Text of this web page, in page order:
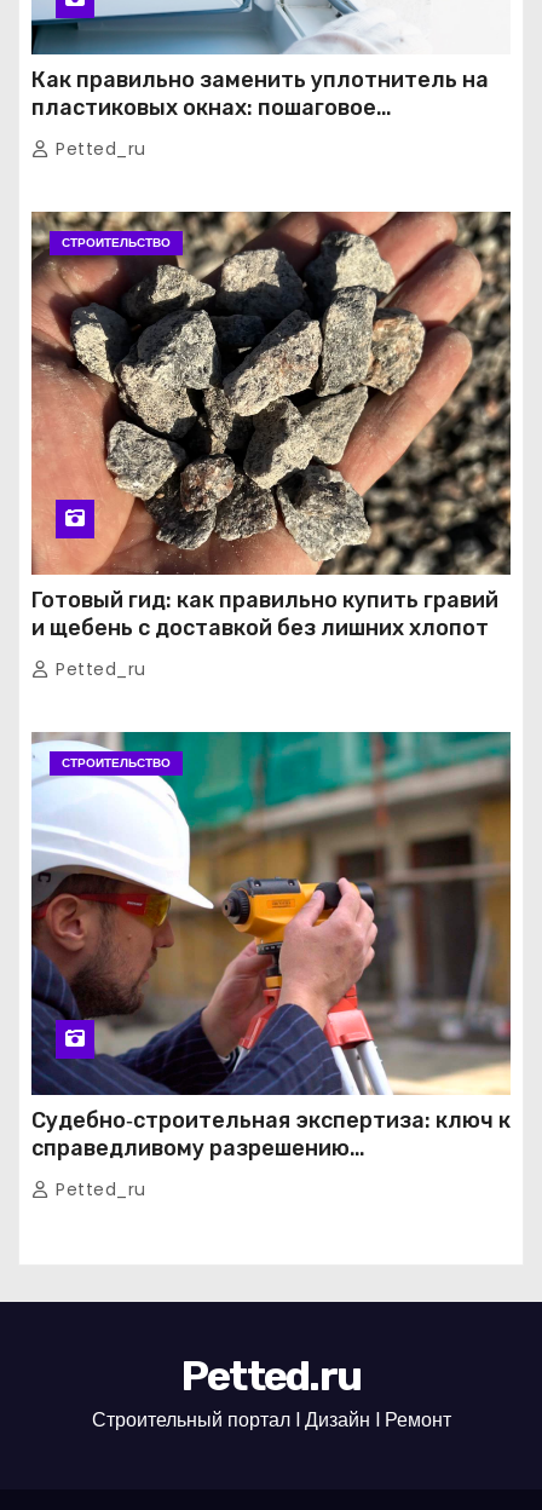
Как правильно заменить уплотнитель на
пластиковых окнах: пошаговое
руководство от экспертов
Petted_ru
СТРОИТЕЛЬСТВО
Готовый гид: как правильно купить гравий
и щебень с доставкой без лишних хлопот
Petted_ru
СТРОИТЕЛЬСТВО
Судебно‑строительная экспертиза: ключ к
справедливому разрешению
строительных споров
Petted_ru
Petted.ru
Строительный портал l Дизайн l Ремонт